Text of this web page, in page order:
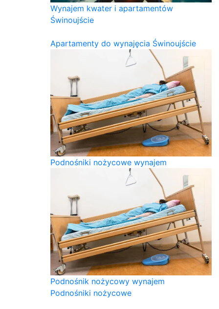
Wynajem kwater i apartamentów
Świnoujście
Apartamenty do wynajęcia Świnoujście
Podnośniki nożycowe wynajem
Podnośnik nożycowy wynajem
Podnośniki nożycowe